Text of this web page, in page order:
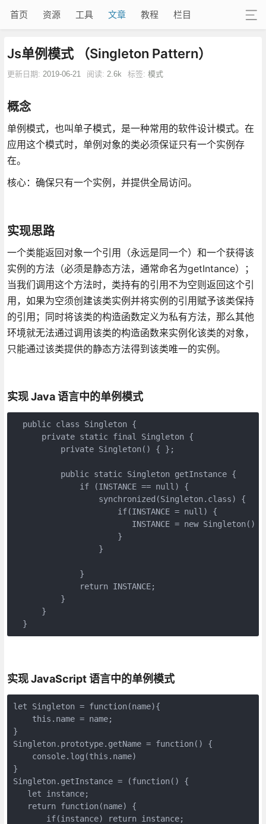
首页 资源 工具 文章 教程 栏目
Js单例模式 （Singleton Pattern）
更新日期: 2019-06-21 阅读: 2.6k 标签: 模式
概念
单例模式，也叫单子模式，是一种常用的软件设计模式。在
应用这个模式时，单例对象的类必须保证只有一个实例存
在。
核心：确保只有一个实例，并提供全局访问。
实现思路
一个类能返回对象一个引用（永远是同一个）和一个获得该
实例的方法（必须是静态方法，通常命名为getIntance）；
当我们调用这个方法时，类持有的引用不为空则返回这个引
用，如果为空须创建该类实例并将实例的引用赋予该类保持
的引用；同时将该类的构造函数定义为私有方法，那么其他
环境就无法通过调用该类的构造函数来实例化该类的对象，
只能通过该类提供的静态方法得到该类唯一的实例。
实现 Java 语言中的单例模式
  public class Singleton {
      private static final Singleton {
          private Singleton() { };
          public static Singleton getInstance {
              if (INSTANCE == null) {
                  synchronized(Singleton.class) {
                      if(INSTANCE = null) {
                         INSTANCE = new Singleton()
                      }
                  }
              }
              return INSTANCE;
          }
      }
  }
实现 JavaScript 语言中的单例模式
let Singleton = function(name){
    this.name = name;
}
Singleton.prototype.getName = function() {
    console.log(this.name)
}
Singleton.getInstance = (function() {
   let instance;
   return function(name) {
       if(instance) return instance;